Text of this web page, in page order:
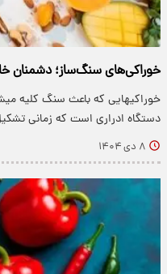
خوراکی‌های سنگ‌ساز؛ دشمنان
خوراکیهایی که باعث سنگ کلیه
دستگاه ادراری است که زمانی
۸ دی ۱۴۰۴